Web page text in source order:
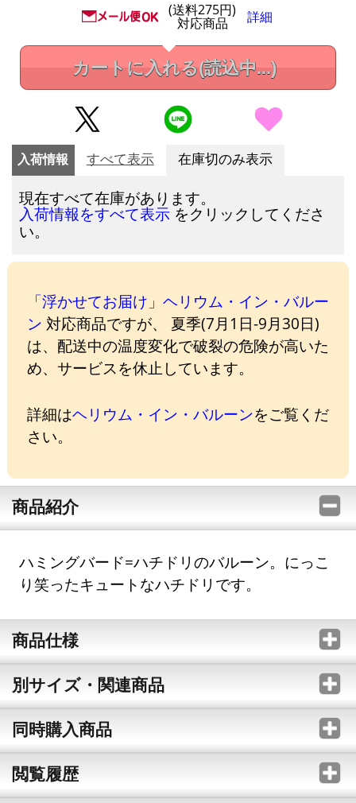
(送料275円)
対応商品 詳細
カートに入れる(読込中...)
入荷情報 すべて表示 在庫切のみ表示
現在すべて在庫があります。
入荷情報をすべて表示 をクリックしてくださ
い。
「浮かせてお届け」ヘリウム・イン・バルー
ン 対応商品ですが、 夏季(7月1日-9月30日)
は、配送中の温度変化で破裂の危険が高いた
め、サービスを休止しています。
詳細はヘリウム・イン・バルーンをご覧くだ
さい。
商品紹介
ハミングバード=ハチドリのバルーン。にっこ
り笑ったキュートなハチドリです。
商品仕様
別サイズ・関連商品
同時購入商品
閲覧履歴